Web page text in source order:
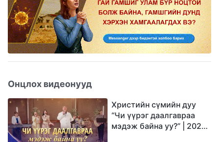
Онцлох видеонууд
Христийн сүмийн дуу
“Чи үүрэг даалгавраа
мэдэж байна уу?” | 2026